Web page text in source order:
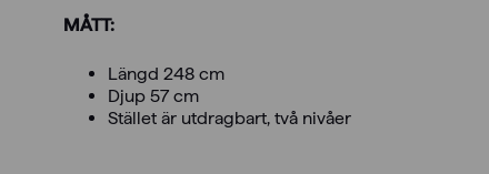
MÅTT:
Längd 248 cm
Djup 57 cm
Stället är utdragbart, två nivåer